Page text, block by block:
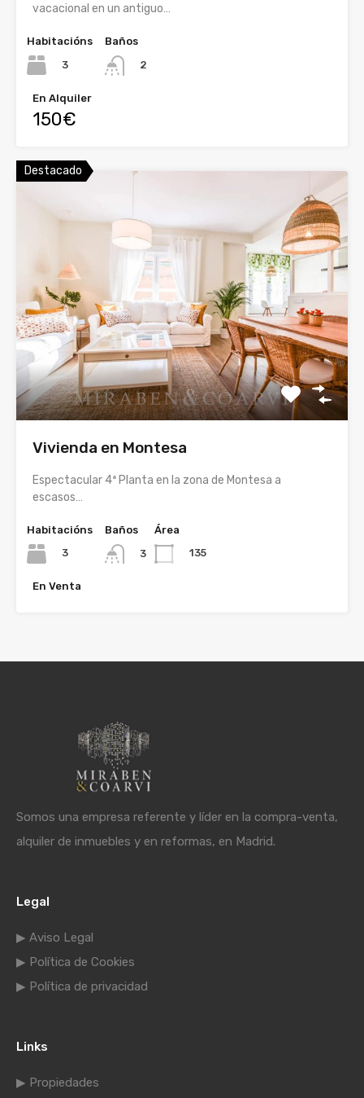
vacacional en un antiguo…
Habitacións
3
Baños
2
En Alquiler
150€
Destacado
Vivienda en Montesa
Espectacular 4ª Planta en la zona de Montesa a
escasos…
Habitacións
3
Baños
3
Área
135
En Venta
Somos una empresa referente y líder en la compra-venta,
alquiler de inmuebles y en reformas, en Madrid.
Legal
▶ Aviso Legal
▶ Política de Cookies
▶ Política de privacidad
Links
▶ Propiedades